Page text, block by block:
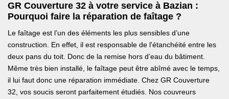
GR Couverture 32 à votre service à Bazian :
Pourquoi faire la réparation de faîtage ?
Le faîtage est l’un des éléments les plus sensibles d’une
construction. En effet, il est responsable de l'étanchéité entre les
deux pans du toit. Donc de la remise hors d’eau du bâtiment.
Même très bien installé, le faîtage peut être abîmé avec le temps,
il lui faut donc une réparation immédiate. Chez GR Couverture
32, vos soucis seront parfaitement étudiés. Nos couvreurs